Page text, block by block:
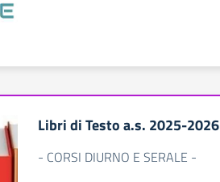
Libri di Testo a.s. 2025-2026
- CORSI DIURNO E SERALE -